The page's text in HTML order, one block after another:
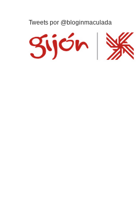
Tweets por @bloginmaculada